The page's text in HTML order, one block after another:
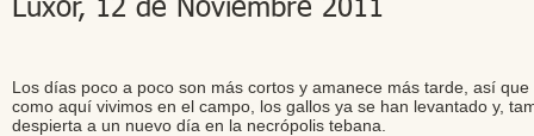
Luxor, 12 de Noviembre 2011
Los días poco a poco son más cortos y amanece más tarde, así
como aquí vivimos en el campo, los gallos ya se han levantado y,
despierta a un nuevo día en la necrópolis tebana.